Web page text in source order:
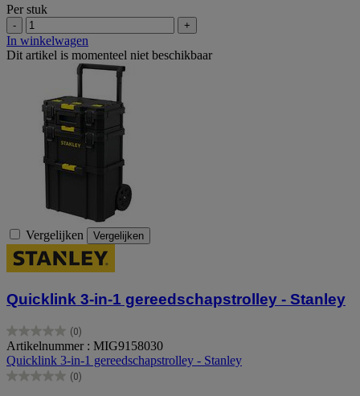
Per stuk
- +
In winkelwagen
Dit artikel is momenteel niet beschikbaar
Vergelijken Vergelijken
Quicklink 3-in-1 gereedschapstrolley - Stanley
(0)
0.0
van
de
5
Artikelnummer : MIG9158030
Quicklink 3-in-1 gereedschapstrolley - Stanley
(0)
0.0